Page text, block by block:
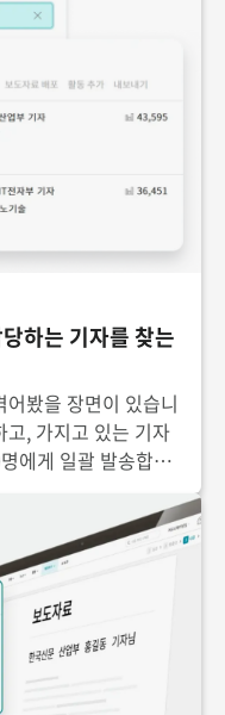
하는 기자를 찾는
봤을 장면이 있습니
고, 가지고 있는 기자
에게 일괄 발송합니